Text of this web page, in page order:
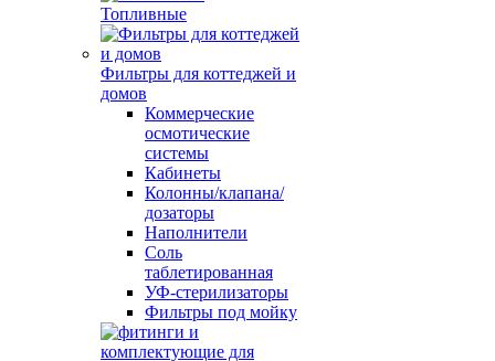
Топливные
Фильтры для коттеджей и
домов
Коммерческие
осмотические
системы
Кабинеты
Колонны/клапана/
дозаторы
Наполнители
Соль
таблетированная
УФ-стерилизаторы
Фильтры под мойку